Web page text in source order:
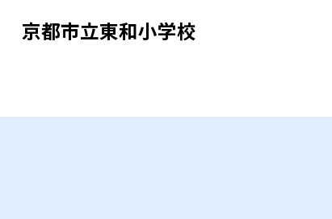
京都市立東和小学校